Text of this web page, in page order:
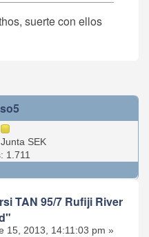
suerte con ellos
SEK
1.711
TAN 95/7 Rufiji River
15, 2013, 14:11:03 pm »